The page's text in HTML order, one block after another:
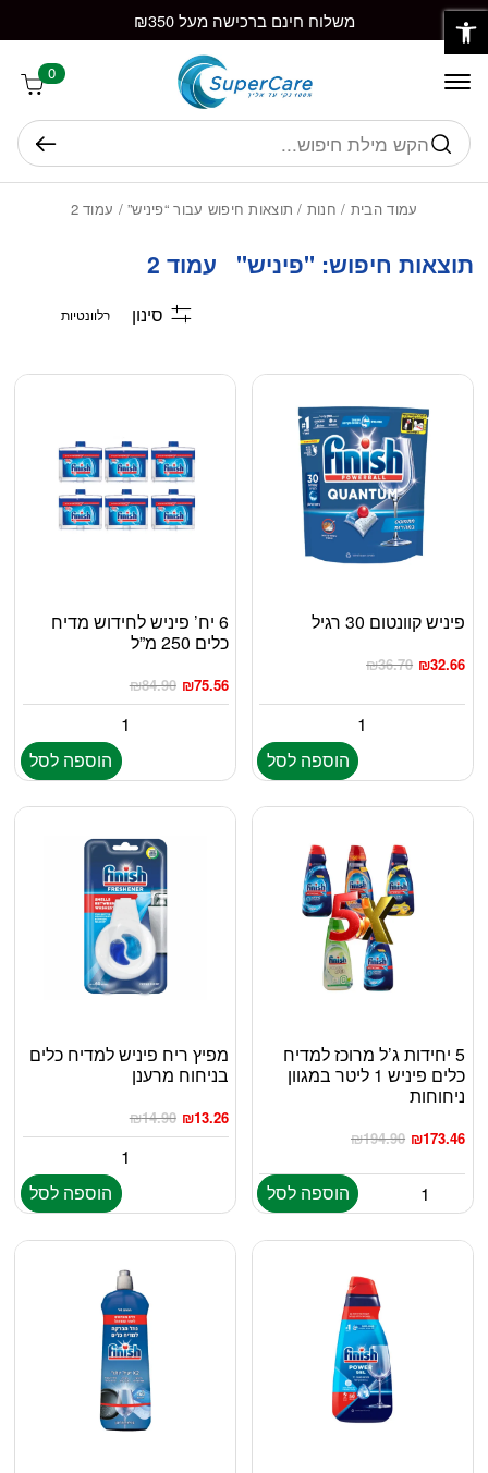
Skip to Content משלוח חינם ברכישה מעל ₪350
0
חיפוש
עמוד הבית / חנות / תוצאות חיפוש עבור “פיניש”/ עמוד 2
תוצאות חיפוש: "פיניש" עמוד 2
סינון
פיניש קוונטום 30 רגיל
₪36.70 ₪32.66
הוספה לסל
6 יח’ פיניש לחידוש מדיח
כלים 250 מ”ל
₪84.90 ₪75.56
הוספה לסל
5 יחידות ג’ל מרוכז למדיח
כלים פיניש 1 ליטר במגוון
ניחוחות
₪194.90 ₪173.46
הוספה לסל
מפיץ ריח פיניש למדיח כלים
בניחוח מרענן
₪14.90 ₪13.26
הוספה לסל
בחזרה למעלה
פתח סרגל נגישות